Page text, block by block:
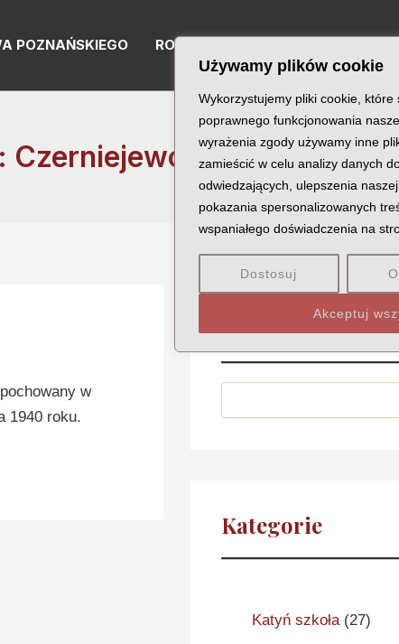
Używamy plików cookie
Wykorzystujemy pliki cookie, które
poprawnego funkcjonowania
wyrażenia zgody używamy inne
zamieścić w celu analizy danych
odwiedzających, ulepszenia
pokazania spersonalizowanych
wspaniałego doświadczenia na
Dostosuj
Akceptuj
POZNAŃSKIEGO RODZINY KATYŃSKIE
w
1940 roku.
Wyszukaj
Szukaj
Kategorie
Katyń szkoła (27)